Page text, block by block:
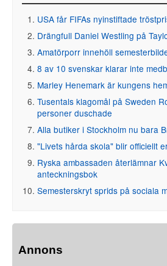
USA får FIFAs nyinstiftade
Drängfull Daniel Westling på
Amatörporr innehöll
8 av 10 svenskar klarar inte
Marley Henemark är kungens
Tusentals klagomål på Sweden
personer duschade
Alla butiker i Stockholm nu bara
"Livets hårda skola" blir officiellt
Ryska ambassaden återlämnar
anteckningsbok
Semesterskryt sprids på sociala
Annons